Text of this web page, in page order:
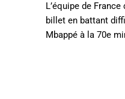
L’équipe de
billet en battant
Mbappé à la 70e